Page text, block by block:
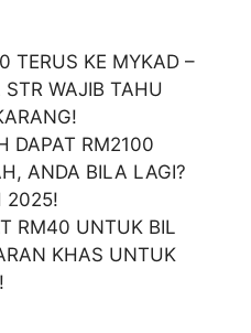
TERUS KE MYKAD –
WAJIB TAHU
DAPAT RM2100
ANDA BILA LAGI?
2025!
RM40 UNTUK BIL
KHAS UNTUK